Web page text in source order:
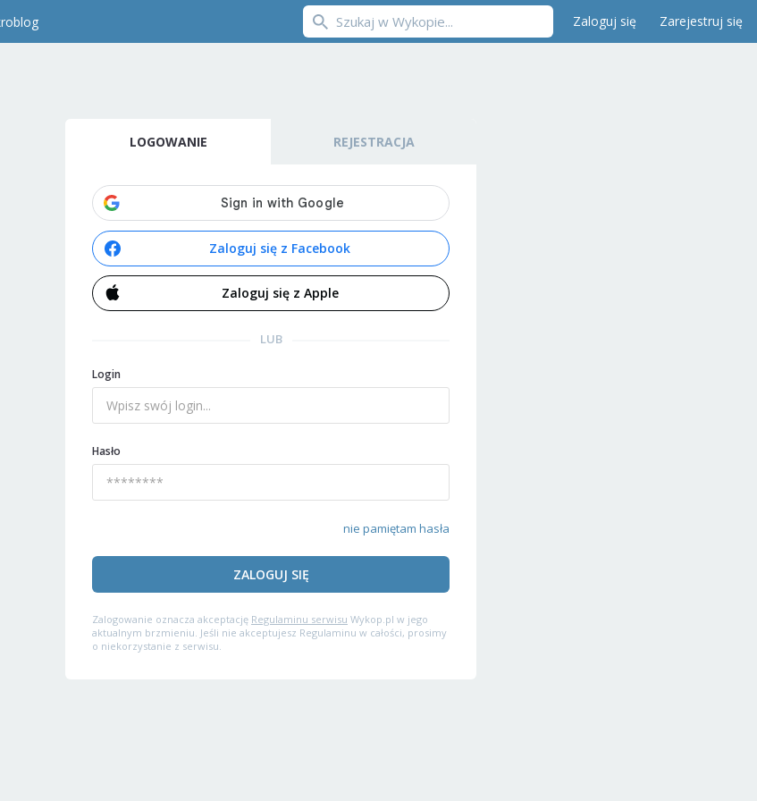
Zaloguj się Zarejestruj się
LOGOWANIE REJESTRACJA
Zaloguj się z Facebook
Zaloguj się z Apple
LUB
Login
Hasło
nie pamiętam hasła
ZALOGUJ SIĘ
Zalogowanie oznacza akceptację Regulaminu serwisu Wykop.pl w jego
aktualnym brzmieniu. Jeśli nie akceptujesz Regulaminu w całości, prosimy
o niekorzystanie z serwisu.